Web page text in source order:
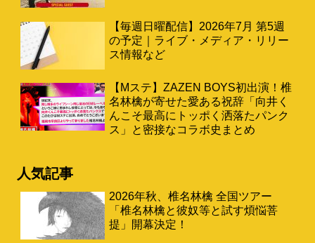
【毎週日曜配信】2026年7月 第5週
の予定｜ライブ・メディア・リリー
ス情報など
【Mステ】ZAZEN BOYS初出演！椎
名林檎が寄せた愛ある祝辞「向井く
んこそ最高にトッポく洒落たパンク
ス」と密接なコラボ史まとめ
人気記事
2026年秋、椎名林檎 全国ツアー
「椎名林檎と彼奴等と試す煩悩菩
提」開幕決定！